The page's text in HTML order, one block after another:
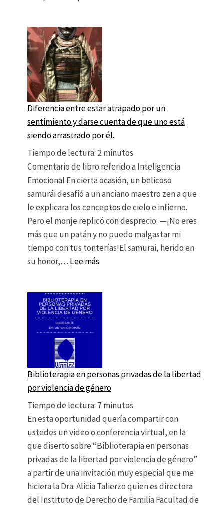
Diferencia entre estar atrapado por un
sentimiento y darse cuenta de que uno está
siendo arrastrado por él.
Tiempo de lectura: 2minutos
Comentario de libro referido a Inteligencia
Emocional En cierta ocasión, un belicoso
samurái desafió a un anciano maestro zen a que
le explicara los conceptos de cielo e infierno.
Pero el monje replicó con desprecio: —¡No eres
más que un patán y no puedo malgastar mi
tiempo con tus tonterías!El samurai, herido en
su honor,… Lee más: Diferencia entre estar atrapado
Biblioterapia en personas privadas de la libertad
por violencia de género
Tiempo de lectura: 7 minutos
En esta oportunidad quería compartir con
ustedes un video o conferencia virtual, en la
que diserto sobre “Biblioterapia en personas
privadas de la libertad por violencia de género”
a partir de una invitación muy especial que me
hiciera la Dra. Alicia Talierzo quien es directora
del Instituto de Derecho de Familia Facultad de